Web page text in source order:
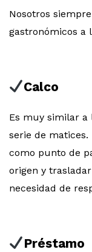
Nosotros
gastronómicos a
Calco
Es muy similar
serie de
como punto de
origen y
necesidad de
Préstamo